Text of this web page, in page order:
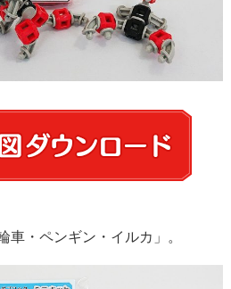
車・ペンギン・イルカ」。